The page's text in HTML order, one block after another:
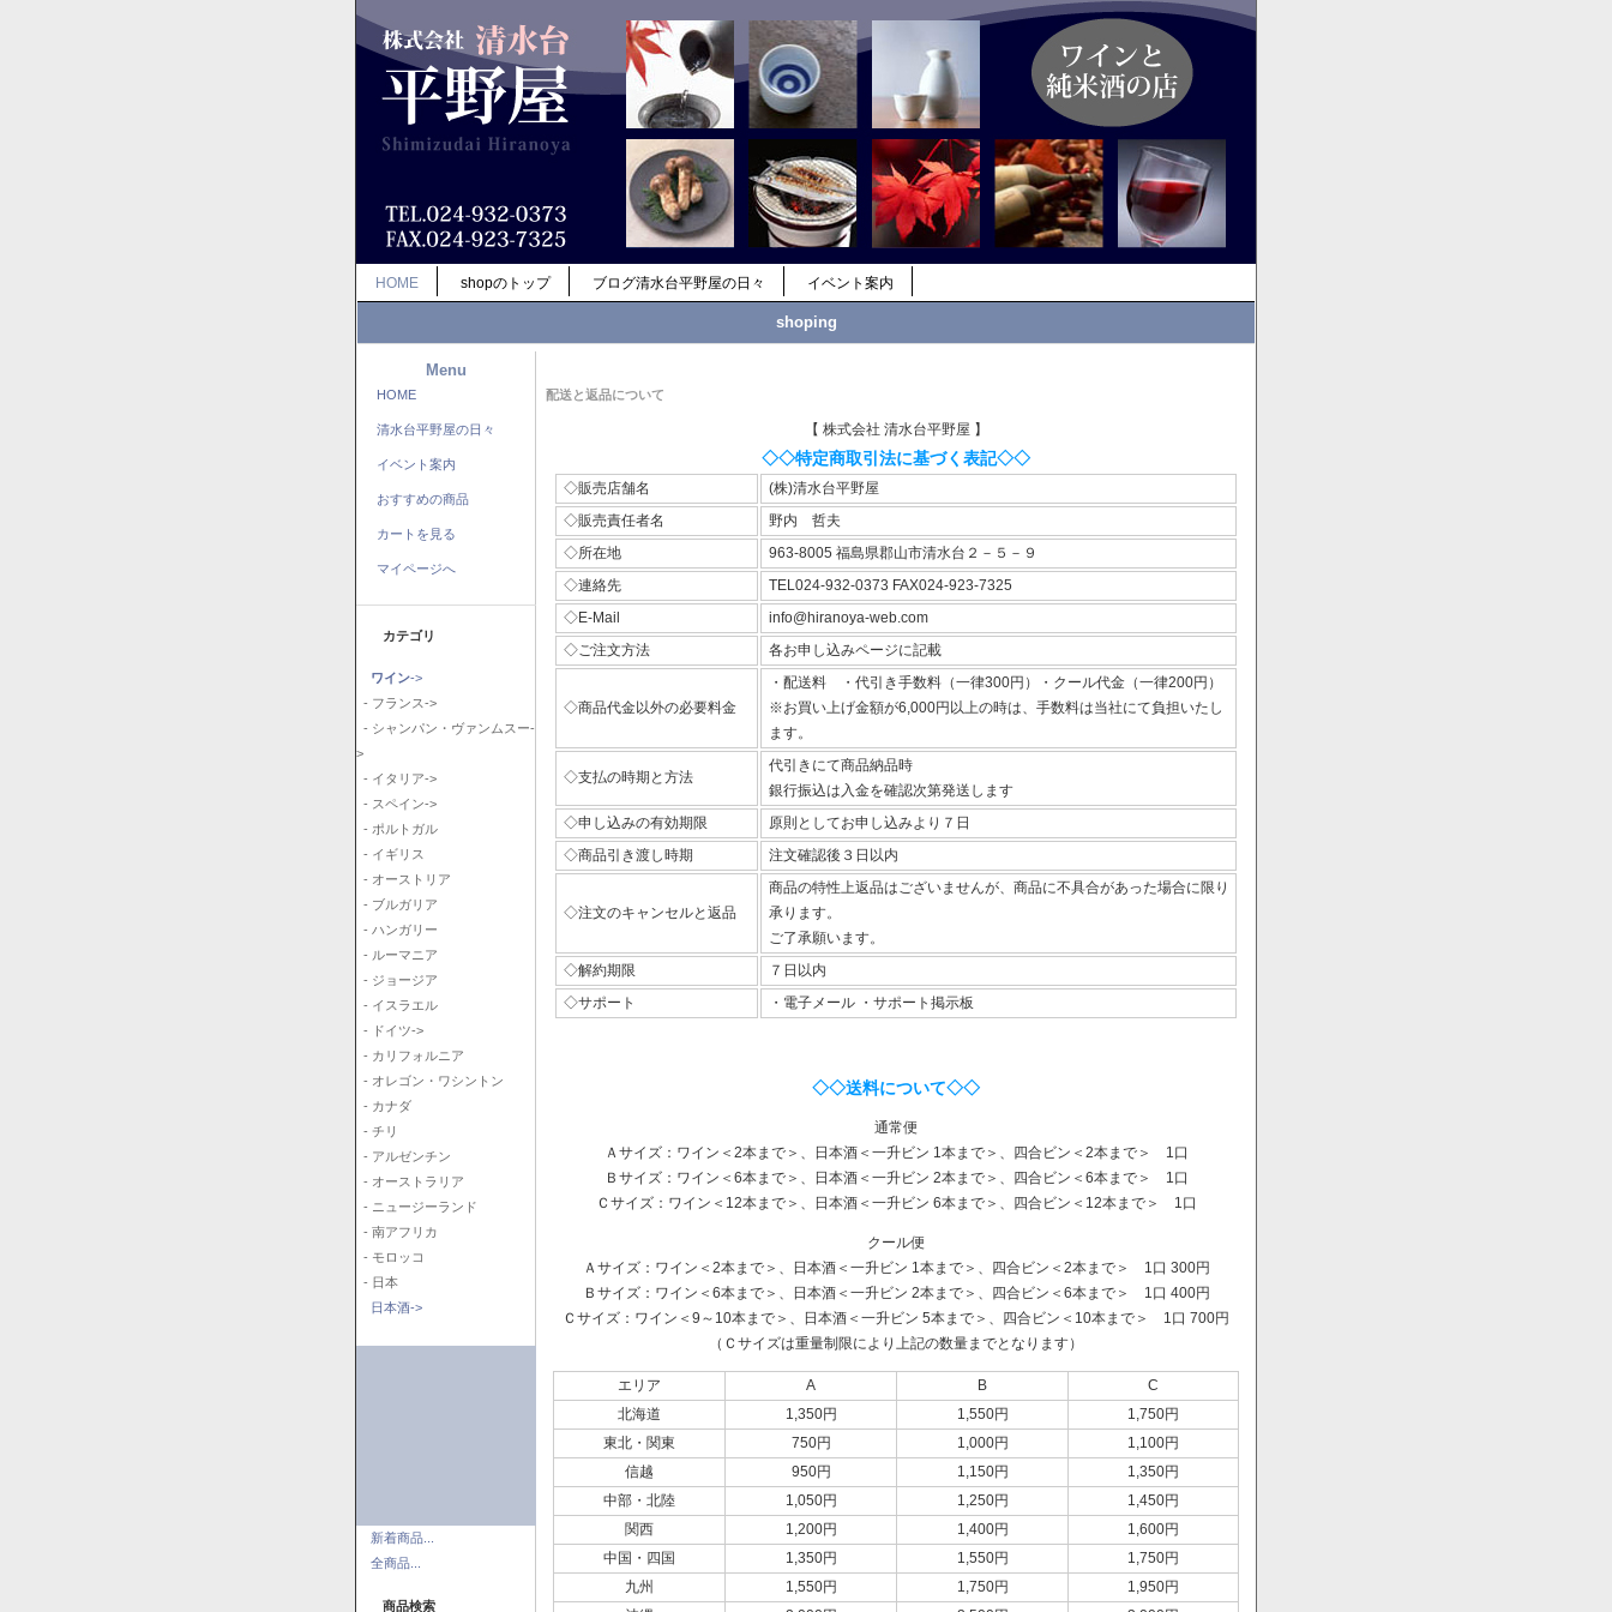
HOME shopのトップ ブログ清水台平野屋の日々 イベント案内
shoping
Menu
HOME
清水台平野屋の日々
イベント案内
おすすめの商品
カートを見る
マイページへ
カテゴリ
ワイン->
- フランス->
- シャンパン・ヴァンムスー-
>
- イタリア->
- スペイン->
- ポルトガル
- イギリス
- オーストリア
- ブルガリア
- ハンガリー
- ルーマニア
- ジョージア
- イスラエル
- ドイツ->
- カリフォルニア
- オレゴン・ワシントン
- カナダ
- チリ
- アルゼンチン
- オーストラリア
- ニュージーランド
- 南アフリカ
- モロッコ
- 日本
日本酒->
新着商品...
全商品...
商品検索
配送と返品について
【 株式会社 清水台平野屋 】
◇◇特定商取引法に基づく表記◇◇
◇販売店舗名
(株)清水台平野屋
◇販売責任者名
野内 哲夫
◇所在地
963-8005 福島県郡山市清水台２－５－９
◇連絡先
TEL024-932-0373 FAX024-923-7325
◇E-Mail
info@hiranoya-web.com
◇ご注文方法
各お申し込みページに記載
◇商品代金以外の必要料金
・配送料 ・代引き手数料（一律300円）・クール代金（一律200円）
※お買い上げ金額が6,000円以上の時は、手数料は当社にて負担いたし
ます。
◇支払の時期と方法
代引きにて商品納品時
銀行振込は入金を確認次第発送します
◇申し込みの有効期限
原則としてお申し込みより７日
◇商品引き渡し時期
注文確認後３日以内
◇注文のキャンセルと返品
商品の特性上返品はございませんが、商品に不具合があった場合に限り
承ります。
ご了承願います。
◇解約期限
７日以内
◇サポート
・電子メール ・サポート掲示板
◇◇送料について◇◇
通常便
Ａサイズ：ワイン＜2本まで＞、日本酒＜一升ビン 1本まで＞、四合ビン＜2本まで＞ 1口
Ｂサイズ：ワイン＜6本まで＞、日本酒＜一升ビン 2本まで＞、四合ビン＜6本まで＞ 1口
Ｃサイズ：ワイン＜12本まで＞、日本酒＜一升ビン 6本まで＞、四合ビン＜12本まで＞ 1口
クール便
Ａサイズ：ワイン＜2本まで＞、日本酒＜一升ビン 1本まで＞、四合ビン＜2本まで＞ 1口 300円
Ｂサイズ：ワイン＜6本まで＞、日本酒＜一升ビン 2本まで＞、四合ビン＜6本まで＞ 1口 400円
Ｃサイズ：ワイン＜9～10本まで＞、日本酒＜一升ビン 5本まで＞、四合ビン＜10本まで＞ 1口 700円
（Ｃサイズは重量制限により上記の数量までとなります）
エリア A B
C
北海道
1,350円 1,550円
1,750円
東北・関東
750円 1,000円
1,100円
信越
950円 1,150円
1,350円
中部・北陸
1,050円 1,250円
1,450円
関西
1,200円 1,400円
1,600円
中国・四国
1,350円 1,550円
1,750円
九州
1,550円 1,750円
1,950円